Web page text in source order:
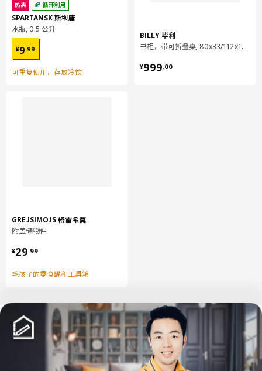
305.125.94
503.927.41
503.927.41
KROKHOLMEN 克洛克霍蒙 茶几，户
设计师理念
热卖 循环利用
SPARTANSK 斯坝唐
水瓶, 0.5 公升
¥9.99
¥ 9.99
可重复使用，存放冷饮
GREJSIMOJS 格雷希莫
附盖储物件
¥29.99
¥ 29.99
毛孩子的零食罐和工具箱
BILLY 毕利
书柜，带可折叠桌, 80x33/112x106 厘米
¥999.00
¥ 999.00